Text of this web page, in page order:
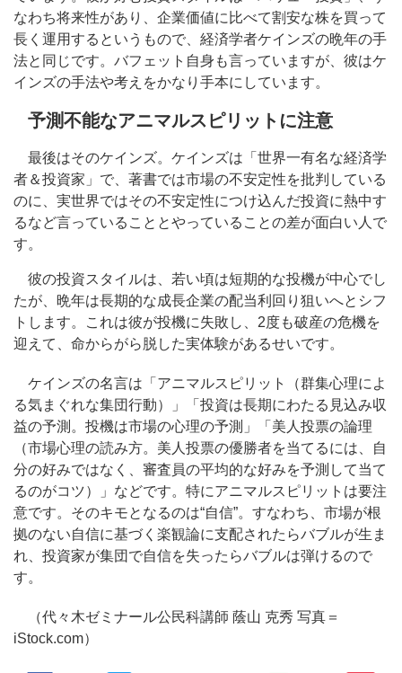
なわち将来性があり、企業価値に比べて割安な株を買って
長く運用するというもので、経済学者ケインズの晩年の手
法と同じです。バフェット自身も言っていますが、彼はケ
インズの手法や考えをかなり手本にしています。
予測不能なアニマルスピリットに注意
最後はそのケインズ。ケインズは「世界一有名な経済学
者＆投資家」で、著書では市場の不安定性を批判している
のに、実世界ではその不安定性につけ込んだ投資に熱中す
るなど言っていることとやっていることの差が面白い人で
す。
彼の投資スタイルは、若い頃は短期的な投機が中心でし
たが、晩年は長期的な成長企業の配当利回り狙いへとシフ
トします。これは彼が投機に失敗し、2度も破産の危機を
迎えて、命からがら脱した実体験があるせいです。
ケインズの名言は「アニマルスピリット（群集心理によ
る気まぐれな集団行動）」「投資は長期にわたる見込み収
益の予測。投機は市場の心理の予測」「美人投票の論理
（市場心理の読み方。美人投票の優勝者を当てるには、自
分の好みではなく、審査員の平均的な好みを予測して当て
るのがコツ）」などです。特にアニマルスピリットは要注
意です。そのキモとなるのは“自信”。すなわち、市場が根
拠のない自信に基づく楽観論に支配されたらバブルが生ま
れ、投資家が集団で自信を失ったらバブルは弾けるので
す。
（代々木ゼミナール公民科講師 蔭山 克秀 写真＝
iStock.com）